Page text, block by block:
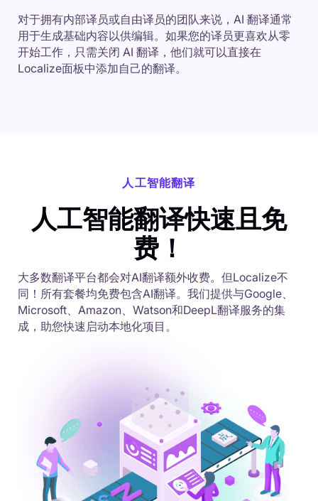
对于拥有内部译员或自由译员的团队来说，AI 翻译通常
用于生成基础内容以供编辑。如果您的译员更喜欢从零
开始工作，只需关闭 AI 翻译，他们就可以直接在
Localize面板中添加自己的翻译。
人工智能翻译
人工智能翻译快速且免
费！
大多数翻译平台都会对AI翻译额外收费。但Localize不
同！所有套餐均免费包含AI翻译。我们提供与Google、
Microsoft、Amazon、Watson和DeepL翻译服务的集
成，助您快速启动本地化项目。